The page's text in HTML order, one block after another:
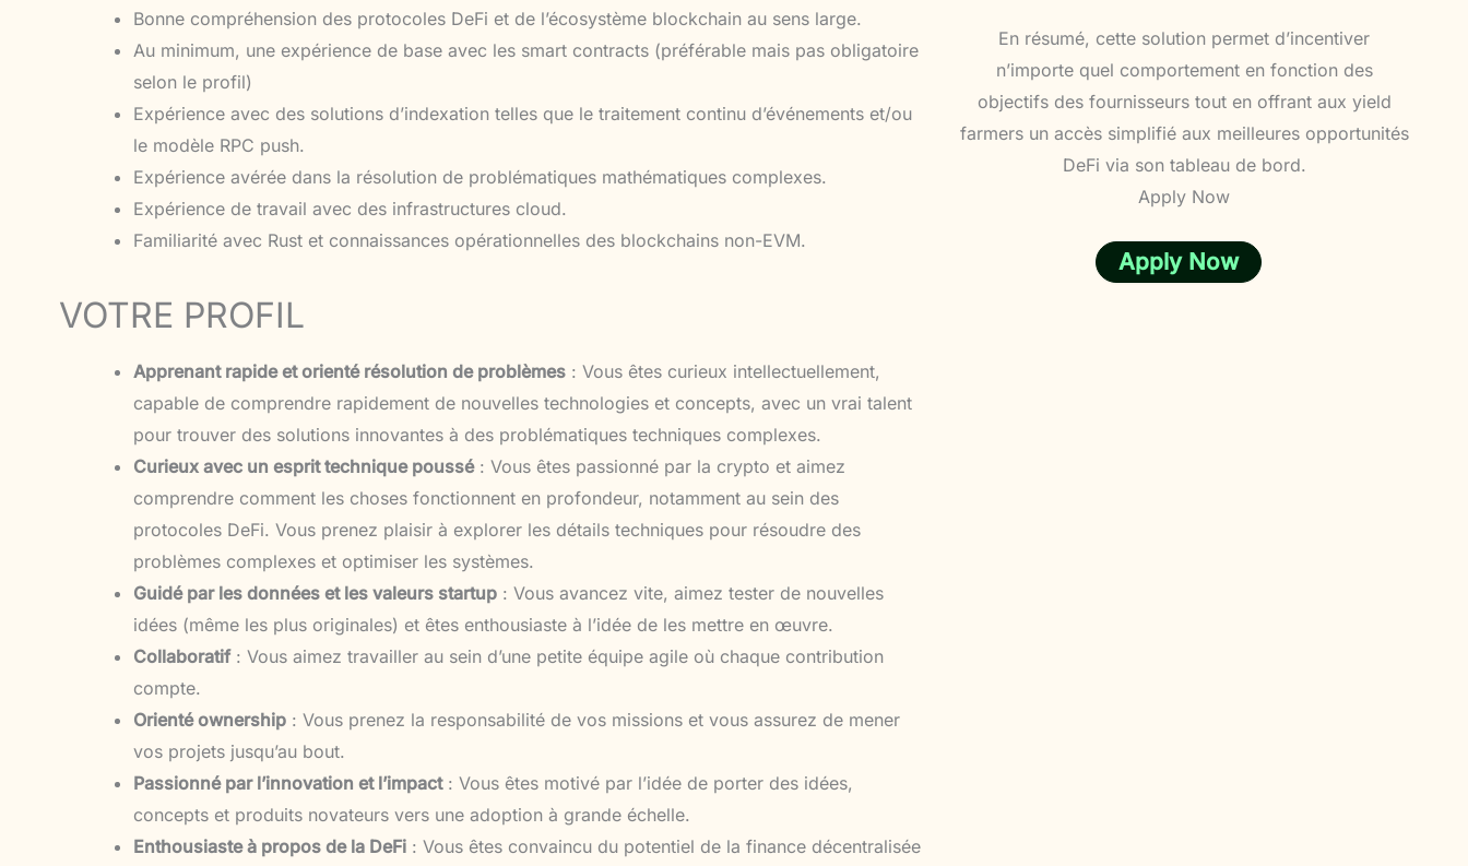
Bonne compréhension des protocoles DeFi et de l’écosystème blockchain au sens large.
Au minimum, une expérience de base avec les smart contracts (préférable mais pas obligatoire
selon le profil)
Expérience avec des solutions d’indexation telles que le traitement continu d’événements et/ou
le modèle RPC push.
Expérience avérée dans la résolution de problématiques mathématiques complexes.
Expérience de travail avec des infrastructures cloud.
Familiarité avec Rust et connaissances opérationnelles des blockchains non-EVM.
VOTRE PROFIL
Apprenant rapide et orienté résolution de problèmes: Vous êtes curieux intellectuellement,
capable de comprendre rapidement de nouvelles technologies et concepts, avec un vrai talent
pour trouver des solutions innovantes à des problématiques techniques complexes.
Curieux avec un esprit technique poussé: Vous êtes passionné par la crypto et aimez
comprendre comment les choses fonctionnent en profondeur, notamment au sein des
protocoles DeFi. Vous prenez plaisir à explorer les détails techniques pour résoudre des
problèmes complexes et optimiser les systèmes.
Guidé par les données et les valeurs startup: Vous avancez vite, aimez tester de nouvelles
idées (même les plus originales) et êtes enthousiaste à l’idée de les mettre en œuvre.
Collaboratif: Vous aimez travailler au sein d’une petite équipe agile où chaque contribution
compte.
Orienté ownership: Vous prenez la responsabilité de vos missions et vous assurez de mener
vos projets jusqu’au bout.
Passionné par l’innovation et l’impact: Vous êtes motivé par l’idée de porter des idées,
concepts et produits novateurs vers une adoption à grande échelle.
Enthousiaste à propos de la DeFi: Vous êtes convaincu du potentiel de la finance décentralisée
En résumé, cette solution permet d’incentiver
n’importe quel comportement en fonction des
objectifs des fournisseurs tout en offrant aux yield
farmers un accès simplifié aux meilleures opportunités
DeFi via son tableau de bord.
Apply Now
Apply Now